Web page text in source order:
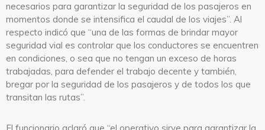
necesarios para garantizar la seguridad de los pasajeros en
momentos donde se intensifica el caudal de los viajes”. Al
respecto indicó que “una de las formas de brindar mayor
seguridad vial es controlar que los conductores se encuentren
en condiciones, o sea que no tengan un exceso de horas
trabajadas, para defender el trabajo decente y también,
bregar por la seguridad de los pasajeros y de todos los que
transitan las rutas”.